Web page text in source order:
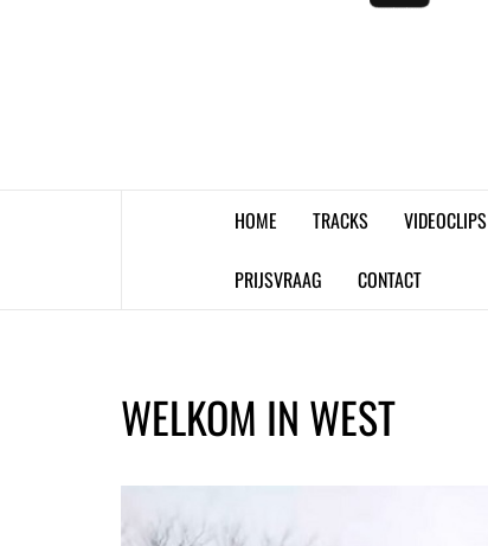
HOME TRACKS VIDEOCLIPS
PRIJSVRAAG CONTACT
WELKOM IN WEST